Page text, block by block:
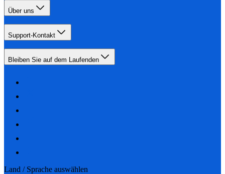
Über uns
Support-Kontakt
Bleiben Sie auf dem Laufenden
Land / Sprache auswählen